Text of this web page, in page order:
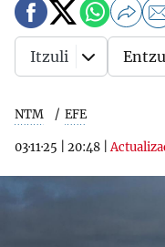
NTM EFE
03·11·25 20:48 |
Itzuli